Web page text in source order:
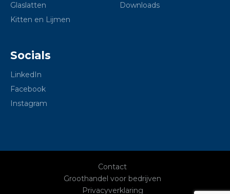
Glaslatten
Kitten en Lijmen
Downloads
Socials
LinkedIn
Facebook
Instagram
Contact
Groothandel voor bedrijven
Privacyverklaring